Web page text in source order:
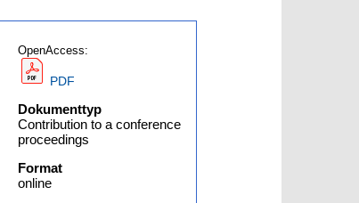
OpenAccess:
PDF
Dokumenttyp
Contribution to a conference
proceedings
Format
online